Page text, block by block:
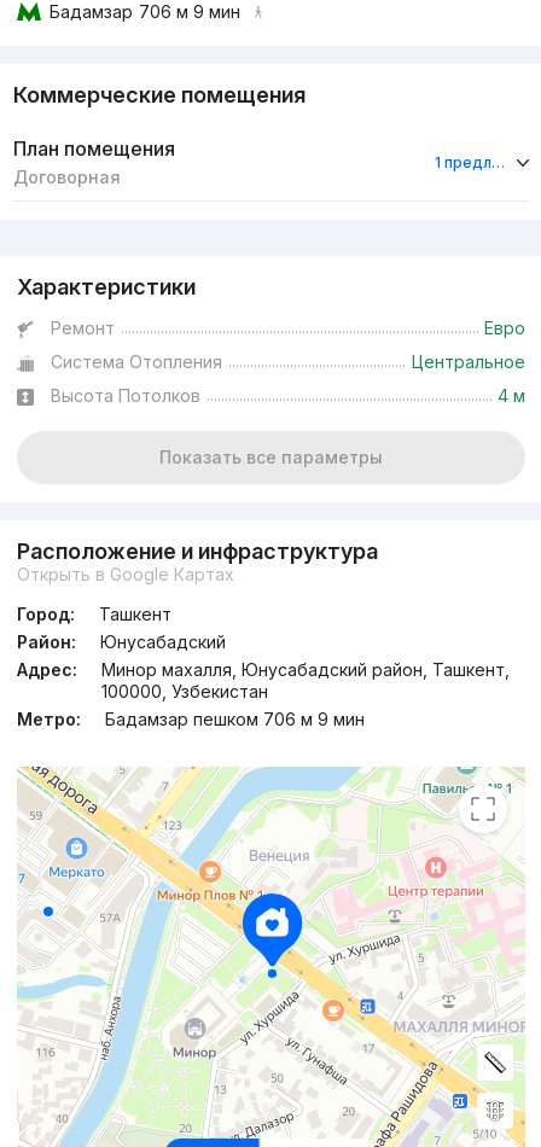
Бадамзар 706 м 9 мин
Коммерческие помещения
План помещения
Договорная
1 предложение
Характеристики
Ремонт
Евро
Система Отопления
Центральное
Высота Потолков
4 м
Показать все параметры
Расположение и инфраструктура
Открыть в Google Картах
Город:
Ташкент
Район:
Юнусабадский
Адрес:
Минор махалля, Юнусабадский район, Ташкент,
100000, Узбекистан
Метро:
Бадамзар пешком 706 м 9 мин